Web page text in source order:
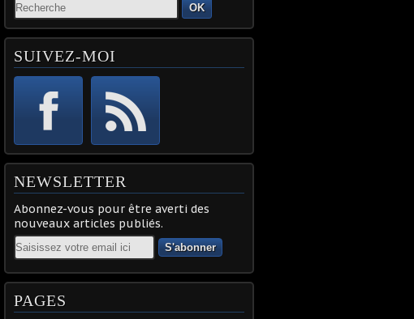
OK
SUIVEZ-MOI
NEWSLETTER
Abonnez-vous pour être averti des
nouveaux articles publiés.
Email
PAGES